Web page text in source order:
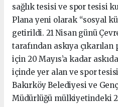
sağlık tesisi ve spor tesisi
Plana yeni olarak “sosyal
getirildi. 21 Nisan günü
tarafından askıya
için 20 Mayıs’a kadar
içinde yer alan ve spor
Bakırköy Belediyesi ve
Müdürlüğü mülkiyetindeki